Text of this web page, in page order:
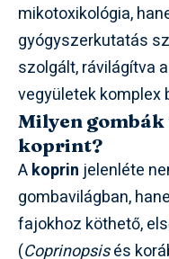
mikotoxikológia,
gyógyszerkutatás
szolgált, rávilágítva
vegyületek komplex
Milyen
koprint?
Akoprin jelenléte
gombavilágban,
fajokhoz köthető,
(Coprinopsisés